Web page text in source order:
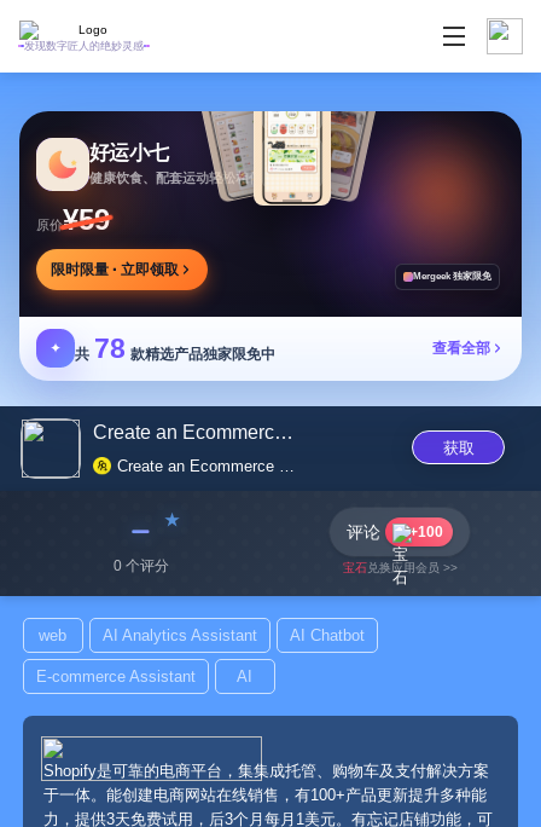
发现数字匠人的绝妙灵感
好运小七
健康饮食、配套运动轻松相伴
原价¥59
限时限量 · 立即领取 Mergeek 独家限免
✦ 共 78 款精选产品独家限免中 查看全部
Create an Ecommerce Website an...
Create an Ecommerce Website and Sell Online! Ecommerce Software by Shopify
获取
﹣
0 个评分
评论 +100
宝石兑换应用会员 >>
web AI Analytics Assistant AI Chatbot
E-commerce Assistant AI
Shopify是可靠的电商平台，集集成托管、购物车及支付解决方案
于一体。能创建电商网站在线销售，有100+产品更新提升多种能
力，提供3天免费试用，后3个月每月1美元。有忘记店铺功能，可